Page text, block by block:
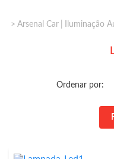
Arsenal Car Iluminação
Ordenar por: